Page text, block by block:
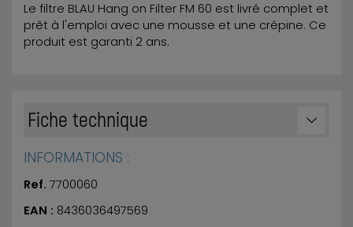
Le filtre BLAU Hang on Filter FM 60 est livré complet et
prêt à l'emploi avec une mousse et une crépine. Ce
produit est garanti 2 ans.
Fiche technique
INFORMATIONS :
Ref. 7700060
EAN : 8436036497569